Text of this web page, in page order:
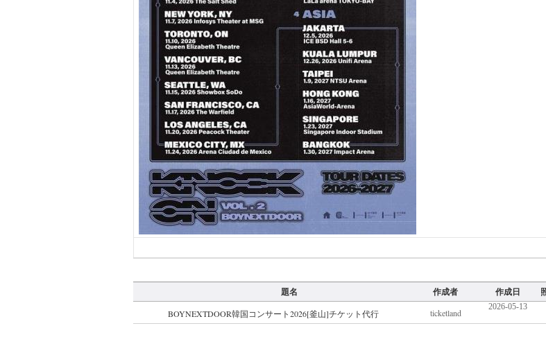
題名 作成者 作成日
BOYNEXTDOOR韓国コンサート2026[釜山]チケット代行 ticketland
2026-05-13